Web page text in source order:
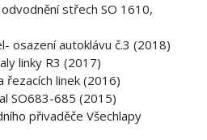
střech SO 1610,
osazení autoklávu č.3 (2018)
linky R3 (2017)
řezacích linek (2016)
SO683-685 (2015)
přivaděče Všechlapy